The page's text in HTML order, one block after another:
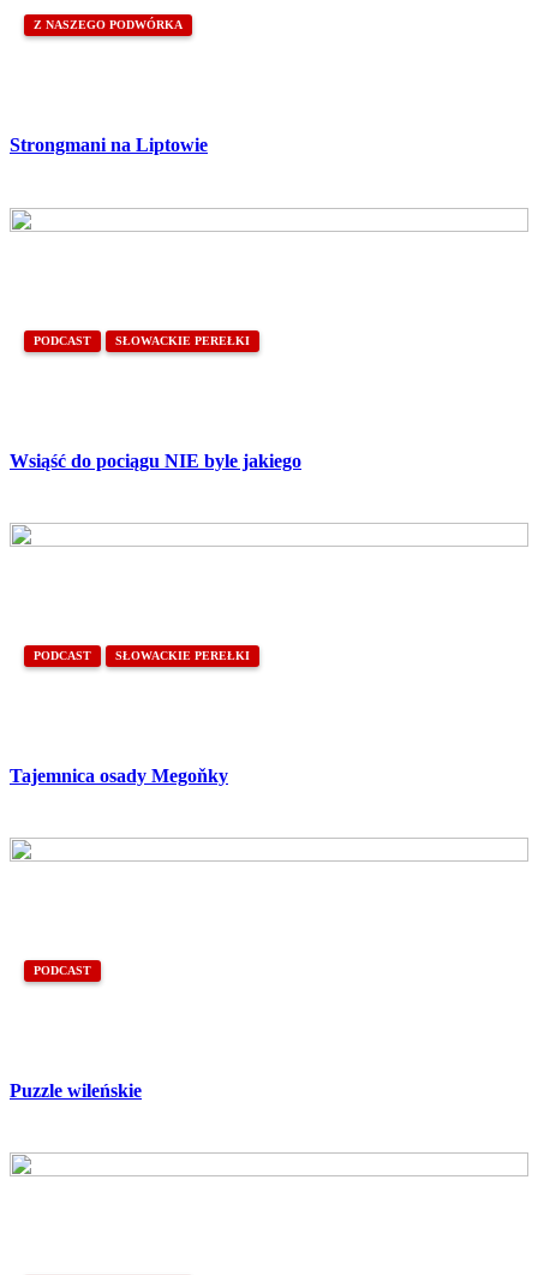
Z NASZEGO PODWÓRKA
Strongmani na Liptowie
PODCAST SŁOWACKIE PEREŁKI
Wsiąść do pociągu NIE byle jakiego
PODCAST SŁOWACKIE PEREŁKI
Tajemnica osady Megoňky
PODCAST
Puzzle wileńskie